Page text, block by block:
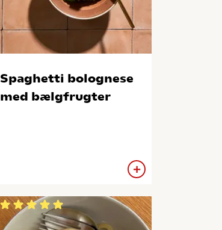
Spaghetti bolognese
med bælgfrugter